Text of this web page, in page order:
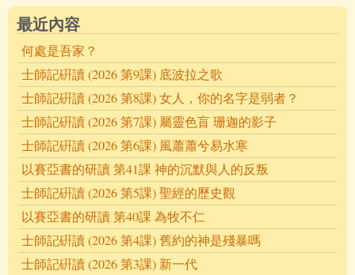
最近內容
何處是吾家？
士師記硏讀 (2026 第9課) 底波拉之歌
士師記硏讀 (2026 第8課) 女人，你的名字是弱者？
士師記硏讀 (2026 第7課) 屬靈色盲 珊迦的影子
士師記硏讀 (2026 第6課) 風蕭蕭兮易水寒
以賽亞書的研讀 第41課 神的沉默與人的反叛
士師記硏讀 (2026 第5課) 聖經的歷史觀
以賽亞書的研讀 第40課 為牧不仁
士師記硏讀 (2026 第4課) 舊約的神是殘暴嗎
士師記硏讀 (2026 第3課) 新一代